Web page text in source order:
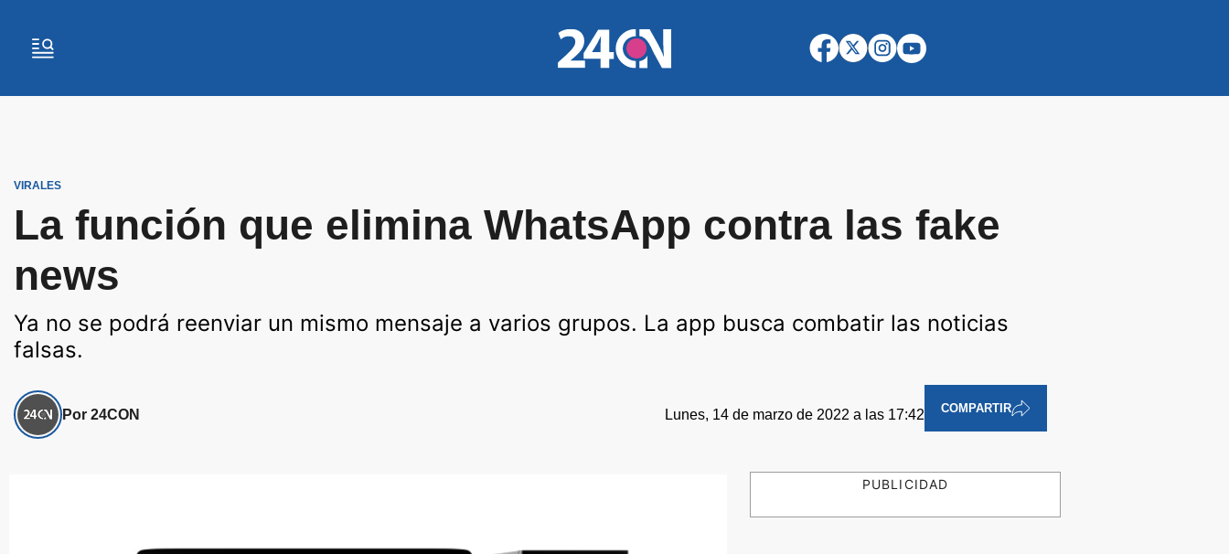
VIRALES
La función que elimina WhatsApp contra las fake
news
Ya no se podrá reenviar un mismo mensaje a varios grupos. La app busca combatir las noticias
falsas.
Por 24CON Lunes, 14 de marzo de 2022 a las 17:42 COMPARTIR
PUBLICIDAD